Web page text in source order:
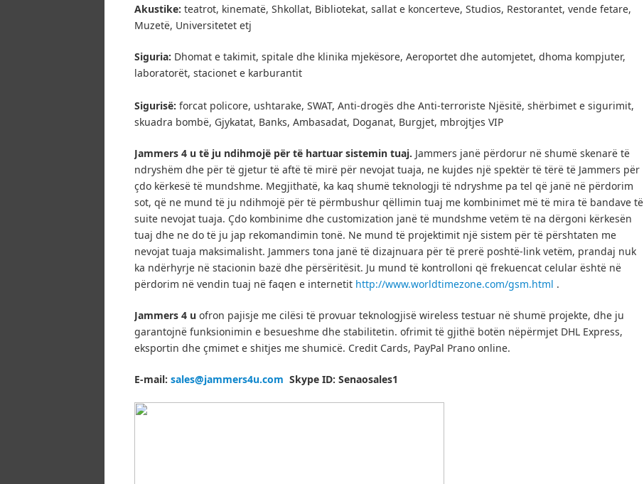
Akustike: teatrot, kinematë, Shkollat, Bibliotekat, sallat e koncerteve, Studios, Restorantet, vende fetare,
Muzetë, Universitetet etj
Siguria: Dhomat e takimit, spitale dhe klinika mjekësore, Aeroportet dhe automjetet, dhoma kompjuter,
laboratorët, stacionet e karburantit
Sigurisë: forcat policore, ushtarake, SWAT, Anti-drogës dhe Anti-terroriste Njësitë, shërbimet e sigurimit,
skuadra bombë, Gjykatat, Banks, Ambasadat, Doganat, Burgjet, mbrojtjes VIP
Jammers 4 u të ju ndihmojë për të hartuar sistemin tuaj. Jammers janë përdorur në shumë skenarë të
ndryshëm dhe për të gjetur të aftë të mirë për nevojat tuaja, ne kujdes një spektër të tërë të Jammers për
çdo kërkesë të mundshme. Megjithatë, ka kaq shumë teknologji të ndryshme pa tel që janë në përdorim
sot, që ne mund të ju ndihmojë për të përmbushur qëllimin tuaj me kombinimet më të mira të bandave të
suite nevojat tuaja. Çdo kombinime dhe customization janë të mundshme vetëm të na dërgoni kërkesën
tuaj dhe ne do të ju jap rekomandimin tonë. Ne mund të projektimit një sistem për të përshtaten me
nevojat tuaja maksimalisht. Jammers tona janë të dizajnuara për të prerë poshtë-link vetëm, prandaj nuk
ka ndërhyrje në stacionin bazë dhe përsëritësit. Ju mund të kontrolloni që frekuencat celular është në
përdorim në vendin tuaj në faqen e internetit http://www.worldtimezone.com/gsm.html .
Jammers 4 u ofron pajisje me cilësi të provuar teknologjisë wireless testuar në shumë projekte, dhe ju
garantojnë funksionimin e besueshme dhe stabilitetin. ofrimit të gjithë botën nëpërmjet DHL Express,
eksportin dhe çmimet e shitjes me shumicë. Credit Cards, PayPal Prano online.
E-mail: sales@jammers4u.com Skype ID: Senaosales1